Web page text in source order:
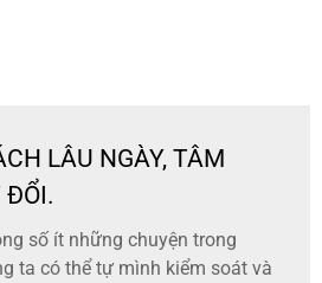
LÂU NGÀY, TÂM
ĐỔI.
số ít những chuyện trong
ta có thể tự mình kiểm soát và